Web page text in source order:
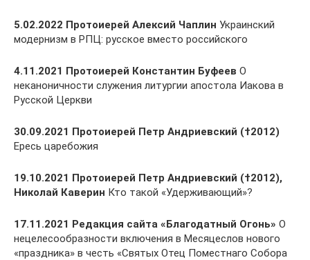
5.02.2022 Протоиерей Алексий Чаплин Украинский
модернизм в РПЦ: русское вместо российского
4.11.2021 Протоиерей Константин Буфеев О
неканоничности служения литургии апостола Иакова в
Русской Церкви
30.09.2021 Протоиерей Петр Андриевский (†2012)
Ересь царебожия
19.10.2021 Протоиерей Петр Андриевский (†2012),
Николай Каверин Кто такой «Удерживающий»?
17.11.2021 Редакция сайта «Благодатный Огонь» О
нецелесообразности включения в Месяцеслов нового
«праздника» в честь «Святых Отец Поместнаго Собора